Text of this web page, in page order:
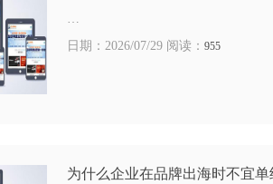
…
日期：2026/07/29 阅读： 955
为什么企业在品牌出海时不宜